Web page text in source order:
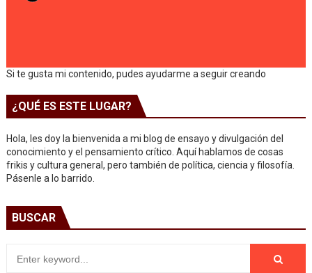
Si te gusta mi contenido, pudes ayudarme a seguir creando
¿QUÉ ES ESTE LUGAR?
Hola, les doy la bienvenida a mi blog de ensayo y divulgación del
conocimiento y el pensamiento crítico. Aquí hablamos de cosas
frikis y cultura general, pero también de política, ciencia y filosofía.
Pásenle a lo barrido.
BUSCAR